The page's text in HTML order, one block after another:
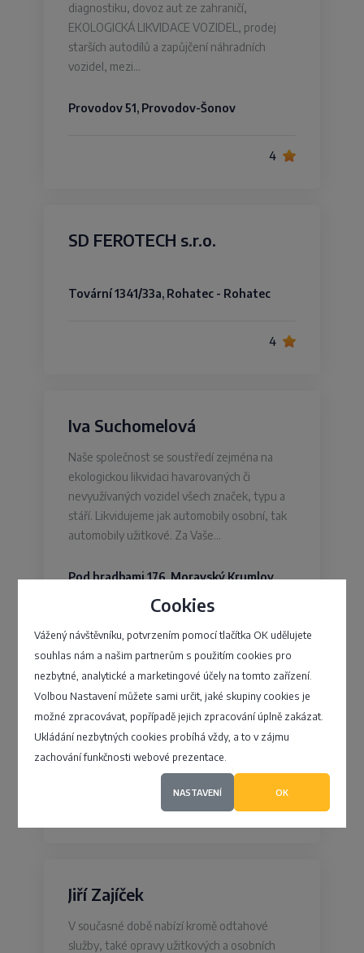
Cookies
Vážený návštěvníku, potvrzením pomocí tlačítka OK udělujete
souhlas nám a našim partnerům s použitím cookies pro
nezbytné, analytické a marketingové účely na tomto zařízení.
Volbou Nastavení můžete sami určit, jaké skupiny cookies je
možné zpracovávat, popřípadě jejich zpracování úplně zakázat.
Ukládání nezbytných cookies probíhá vždy, a to v zájmu
zachování funkčnosti webové prezentace.
NASTAVENÍ OK
diagnostiku, dovoz aut ze zahraničí,
EKOLOGICKÁ LIKVIDACE VOZIDEL, prodej
starších autodílů a zapůjčení náhradních
vozidel, mezi…
Provodov 51, Provodov-Šonov
4
SD FEROTECH s.r.o.
Tovární 1341/33a, Rohatec - Rohatec
4
Iva Suchomelová
Naše společnost se soustředí zejména na
ekologickou likvidaci havarovaných či
nevyužívaných vozidel všech značek, typu a
stáří. Likvidujeme jak automobily osobní, tak
automobily užitkové. Za Vaše…
Pod hradbami 176, Moravský Krumlov
V Y D R U S spol. s r.o.
Pivovarská 382, Králíky - Králíky
4
Jiří Zajíček
V současné době nabízí kromě odtahové
služby, také opravy užitkových a osobních